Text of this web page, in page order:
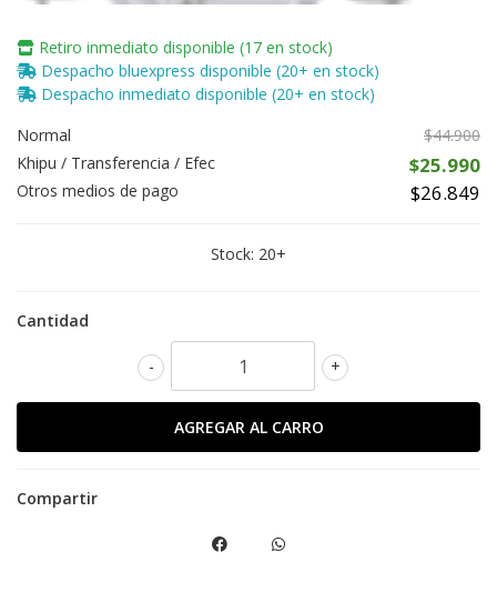
Retiro inmediato disponible (17 en stock)
Despacho bluexpress disponible (20+ en stock)
Despacho inmediato disponible (20+ en stock)
Normal
$44.900
Khipu / Transferencia / Efec
$25.990
Otros medios de pago $26.849
Stock: 20+
Cantidad
+
-
Compartir